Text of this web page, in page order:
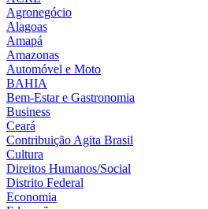
Agronegócio
Alagoas
Amapá
Amazonas
Automóvel e Moto
BAHIA
Bem-Estar e Gastronomia
Business
Ceará
Contribuição Agita Brasil
Cultura
Direitos Humanos/Social
Distrito Federal
Economia